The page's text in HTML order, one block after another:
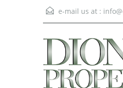
e-mail us at :